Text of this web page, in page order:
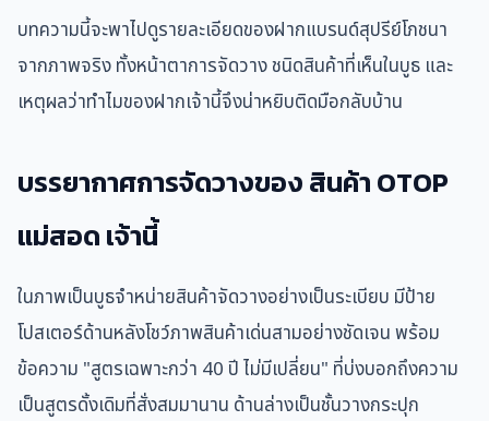
บทความนี้จะพาไปดูรายละเอียดของฝากแบรนด์สุปรีย์โภชนา
จากภาพจริง ทั้งหน้าตาการจัดวาง ชนิดสินค้าที่เห็นในบูธ และ
เหตุผลว่าทำไมของฝากเจ้านี้จึงน่าหยิบติดมือกลับบ้าน
บรรยากาศการจัดวางของ สินค้า OTOP
แม่สอด เจ้านี้
ในภาพเป็นบูธจำหน่ายสินค้าจัดวางอย่างเป็นระเบียบ มีป้าย
โปสเตอร์ด้านหลังโชว์ภาพสินค้าเด่นสามอย่างชัดเจน พร้อม
ข้อความ "สูตรเฉพาะกว่า 40 ปี ไม่มีเปลี่ยน" ที่บ่งบอกถึงความ
เป็นสูตรดั้งเดิมที่สั่งสมมานาน ด้านล่างเป็นชั้นวางกระปุก